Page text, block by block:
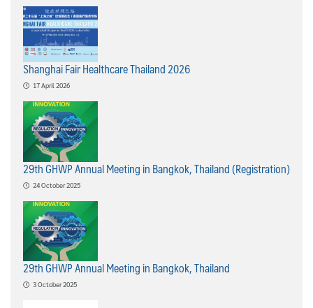
Shanghai Fair Healthcare Thailand 2026
17 April 2026
29th GHWP Annual Meeting in Bangkok, Thailand (Registration)
24 October 2025
29th GHWP Annual Meeting in Bangkok, Thailand
3 October 2025